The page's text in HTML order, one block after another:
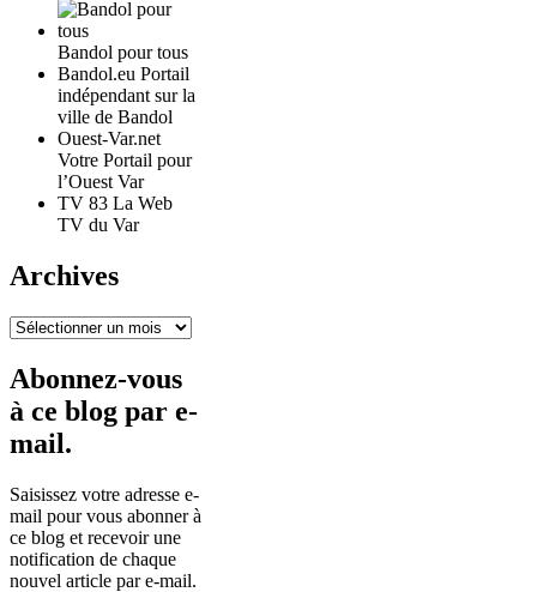
Bandol pour tous
Bandol.eu Portail
indépendant sur la
ville de Bandol
Ouest-Var.net
Votre Portail pour
l’Ouest Var
TV 83 La Web
TV du Var
Archives
Archives
Abonnez-vous
à ce blog par e-
mail.
Saisissez votre adresse e-
mail pour vous abonner à
ce blog et recevoir une
notification de chaque
nouvel article par e-mail.